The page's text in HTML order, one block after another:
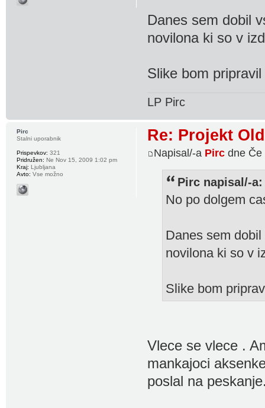
Danes sem dobil
novilona ki so v
Slike bom
LP Pirc
Re: Projekt
Napisal/-a Pirc dne Če
Pirc napisal/-a:
No po dolgem
Danes sem
novilona ki so v
Slike bom
Vlece se vlece .
mankajoci
poslal na
Pirc
Stalni uporabnik
Prispevkov: 321
Pridružen: Ne Nov 15, 2009 1:02 pm
Kraj: Ljubljana
Avto: Vse možno